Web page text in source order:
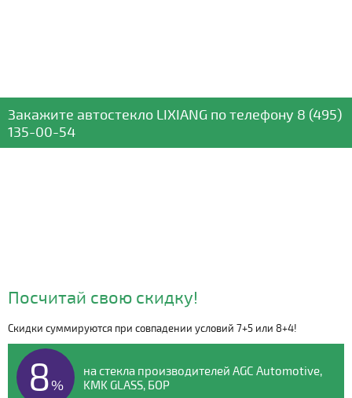
Закажите автостекло LIXIANG по телефону 8 (495)
135-00-54
Видео о компании
Посчитай свою скидку!
Скидки суммируются при совпадении условий 7+5 или 8+4!
8%
на стекла производителей AGC Automotive,
KMK GLASS, БОР